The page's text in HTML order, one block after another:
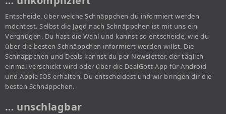
Entscheide, über welche Schnäppchen du informiert werden
möchtest. Selbst die Jagd nach Schnäppchen ist mit uns ein
Vergnügen. Du hast die Wahl und kannst so entscheide, wie du
über die besten Schnäppchen informiert werden willst. Die
Schnäppchen und Deals kannst du per Newsletter, der täglich
einmal verschickt wird oder über die DealGott App für Android
und Apple IOS erhalten. Du entscheidest und wir bringen dir die
besten Schnäppchen.
… unschlagbar